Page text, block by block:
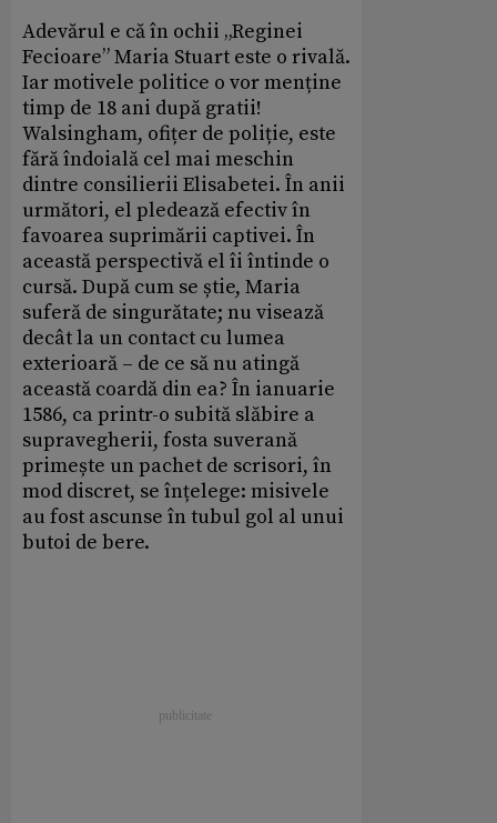
Adevărul e că în ochii „Reginei
Fecioare” Maria Stuart este o rivală.
Iar motivele politice o vor menține
timp de 18 ani după gratii!
Walsingham, ofițer de poliție, este
fără îndoială cel mai meschin
dintre consilierii Elisabetei. În anii
următori, el pledează efectiv în
favoarea suprimării captivei. În
această perspectivă el îi întinde o
cursă. După cum se știe, Maria
suferă de singurătate; nu visează
decât la un contact cu lumea
exterioară – de ce să nu atingă
această coardă din ea? În ianuarie
1586, ca printr-o subită slăbire a
supravegherii, fosta suverană
primește un pachet de scrisori, în
mod discret, se înțelege: misivele
au fost ascunse în tubul gol al unui
butoi de bere.